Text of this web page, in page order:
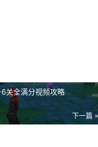
关全满分视频攻略
下一篇 »